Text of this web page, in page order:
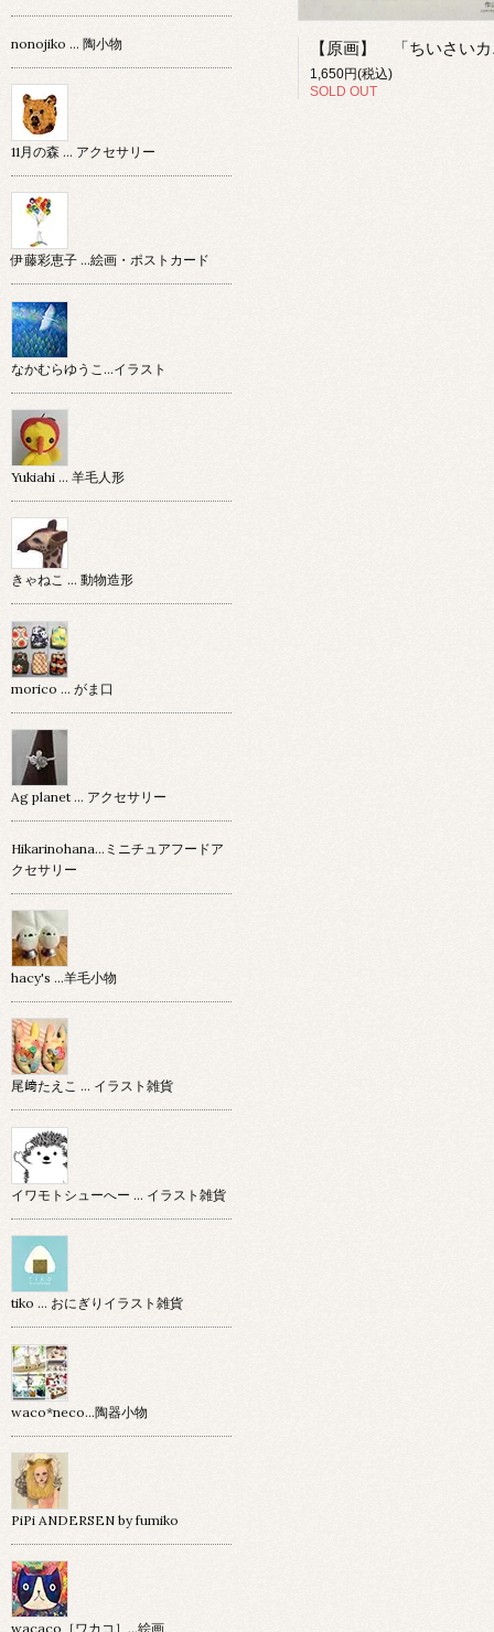
1,650円(税込)
SOLD OUT
nonojiko ... 陶小物
11月の森 … アクセサリー
伊藤彩恵子 …絵画・ポストカード
なかむらゆうこ…イラスト
Yukiahi … 羊毛人形
きゃねこ … 動物造形
morico … がま口
Ag planet … アクセサリー
Hikarinohana…ミニチュアフードア
クセサリー
hacy's …羊毛小物
尾﨑たえこ … イラスト雑貨
イワモトシューへー … イラスト雑貨
tiko … おにぎりイラスト雑貨
waco*neco...陶器小物
PiPi ANDERSEN by fumiko
wacaco［ワカコ］…絵画